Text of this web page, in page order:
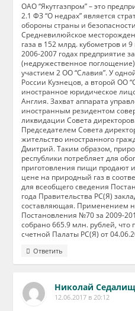
ОАО “Якутгазпром” – это
2.1 ФЗ “О недрах” является
обороны страны и
Средневилюйское
газа в 152 млрд. кубометров и
2006-2007 годах предприятие
(недружественное
участием 2 ОО “Славия”. У
России Кузнецов, а второй ОО
иностранное юридическое
Англия. Захват аппарата
иностранным резидентом
ликвидации Совета
Председателем Совета
жительство иностранного
Дмитрий. Таким образом,
республики потребляет для
приготовления пищи продают
цене на природный газ в
для всеобщего сведения
года Правительства РС(Я)
составляющая. Применением
Постановления №70 за 2009-
собрано 665.9 млн. рублей, что
счетной Палаты РС(Я) от
Ответить
Николай
12.06.2017 в 20:12